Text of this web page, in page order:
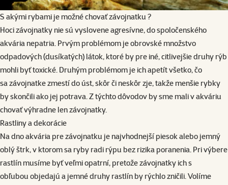
S akými rybami je možné chovať závojnatku ?
Hoci závojnatky nie sú vyslovene agresívne, do spoločenského
akvária nepatria. Prvým problémom je obrovské množstvo
odpadových (dusíkatých) látok, ktoré by pre iné, citlivejšie druhy rýb
mohli byť toxické. Druhým problémom je ich apetít všetko, čo
sa závojnatke zmestí do úst, skôr či neskôr zje, takže menšie rybky
by skončili ako jej potrava. Z týchto dôvodov by sme mali v akváriu
chovať výhradne len závojnatky.
Rastliny a dekorácie
Na dno akvária pre závojnatku je najvhodnejší piesok alebo jemný
oblý štrk, v ktorom sa ryby radi rýpu bez rizika poranenia. Pri výbere
rastlín musíme byť veľmi opatrní, pretože závojnatky ich s
obľubou objedajú a jemné druhy rastlín by rýchlo zničili. Volíme